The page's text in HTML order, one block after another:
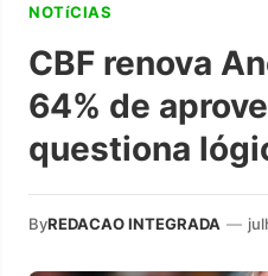
NOTíCIAS
CBF renova
64% de
questiona
ByREDACAO INTEGRADA —